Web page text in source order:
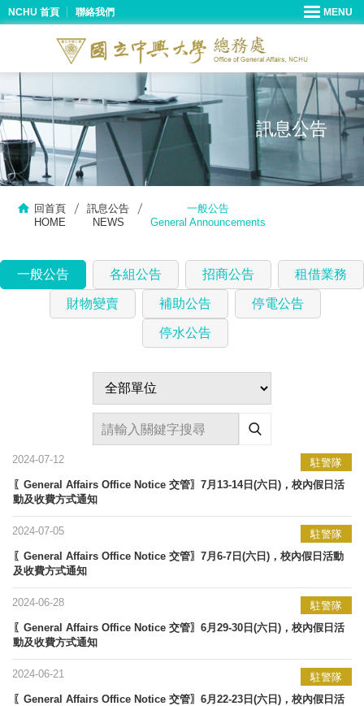
NCHU 首頁 聯絡我們
訊息公告
回首頁
HOME
訊息公告
NEWS
一般公告
General Announcements
一般公告 各組公告 招商公告 租借業務
財物變賣 補助公告 停電公告
停水公告
駐警隊
2024-07-12
〖General Affairs Office Notice 交管〗7月13-14日(六日)，校內假日活
動及收費方式通知
駐警隊
2024-07-05
〖General Affairs Office Notice 交管〗7月6-7日(六日)，校內假日活動
及收費方式通知
駐警隊
2024-06-28
〖General Affairs Office Notice 交管〗6月29-30日(六日)，校內假日活
動及收費方式通知
駐警隊
2024-06-21
〖General Affairs Office Notice 交管〗6月22-23日(六日)，校內假日活